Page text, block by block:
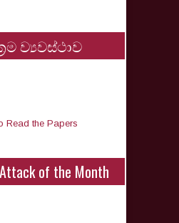
ව්‍යවස්ථාව
Read the Papers
of the Month